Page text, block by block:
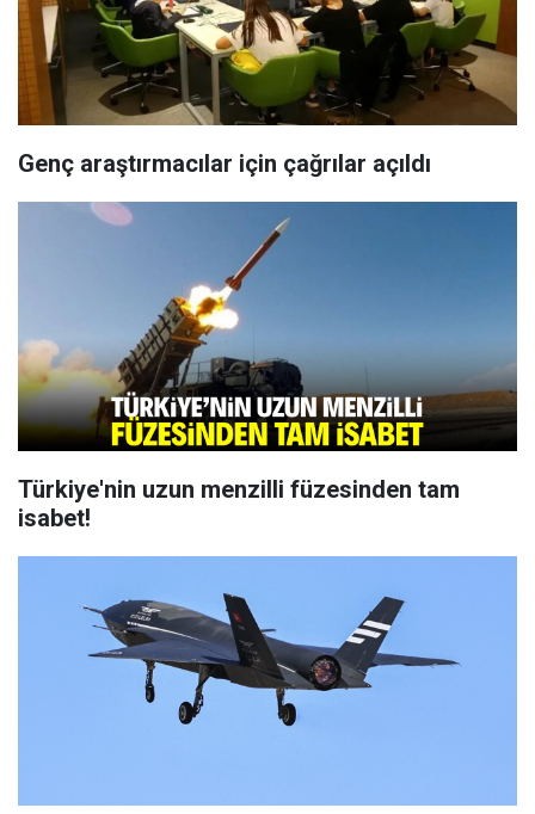
Genç araştırmacılar için çağrılar açıldı
Türkiye'nin uzun menzilli füzesinden tam
isabet!